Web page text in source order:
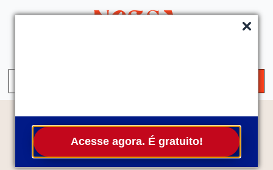
Acesse agora. É gratuito!
Temas